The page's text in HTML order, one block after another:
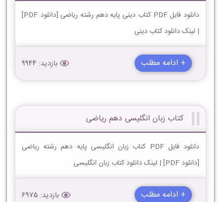
دانلود فایل PDF کتاب دینی پایه دهم رشته ریاضی [دانلود PDF]
| لینک دانلود کتاب دینی
+ ادامه مطلب بازدید: 9944
کتاب زبان انگلیسی دهم ریاضی
دانلود فایل PDF کتاب زبان انگلیسی پایه دهم رشته ریاضی
[دانلود PDF] | لینک دانلود کتاب زبان انگلیسی
+ ادامه مطلب بازدید: 6975